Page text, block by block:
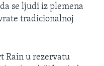
se ljudi iz plemena
tradicionalnoj
Rain u rezervatu